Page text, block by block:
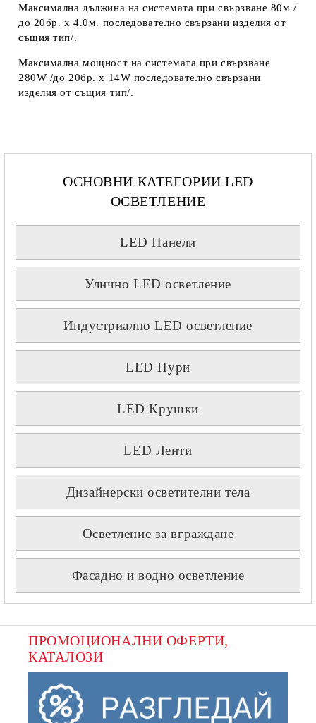
Максимална дължина на системата при свързване 80м /
до 20бр. х 4.0м. последователно свързани изделия от
същия тип/.
Максимална мощност на системата при свързване
280W /до 20бр. х 14W последователно свързани
изделия от същия тип/.
ОСНОВНИ КАТЕГОРИИ LED
ОСВЕТЛЕНИЕ
LED Панели
Улично LED осветление
Индустриално LED осветление
LED Пури
LED Крушки
LED Ленти
Дизайнерски осветителни тела
Осветление за вграждане
Фасадно и водно осветление
ПРОМОЦИОНАЛНИ ОФЕРТИ,
КАТАЛОЗИ